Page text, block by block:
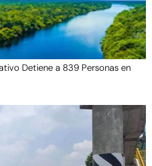
Detiene a 839 Personas en